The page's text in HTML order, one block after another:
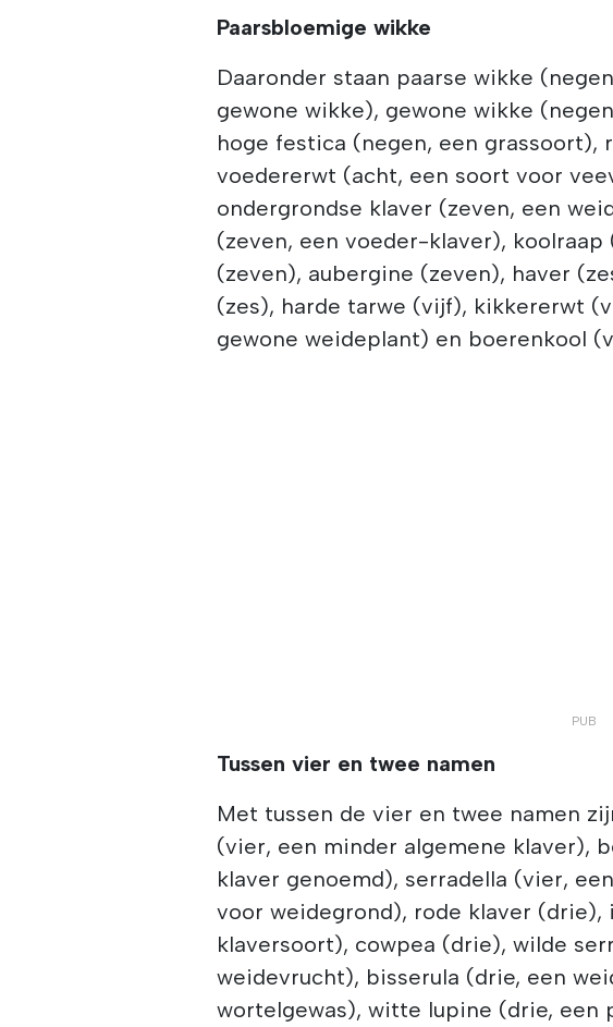
Paarsbloemige wikke
Daaronder staan paarse wikke
gewone wikke), gewone wikke
hoge festica (negen, een
voedererwt (acht, een soort voor
ondergrondse klaver (zeven, een
(zeven, een voeder-klaver), koolraap
(zeven), aubergine (zeven), haver
(zes), harde tarwe (vijf), kikkererwt
gewone weideplant) en boerenkool
Tussen vier en twee namen
Met tussen de vier en twee namen
(vier, een minder algemene klaver),
klaver genoemd), serradella (vier,
voor weidegrond), rode klaver (drie),
klaversoort), cowpea (drie), wilde
weidevrucht), bisserula (drie, een
wortelgewas), witte lupine (drie, een